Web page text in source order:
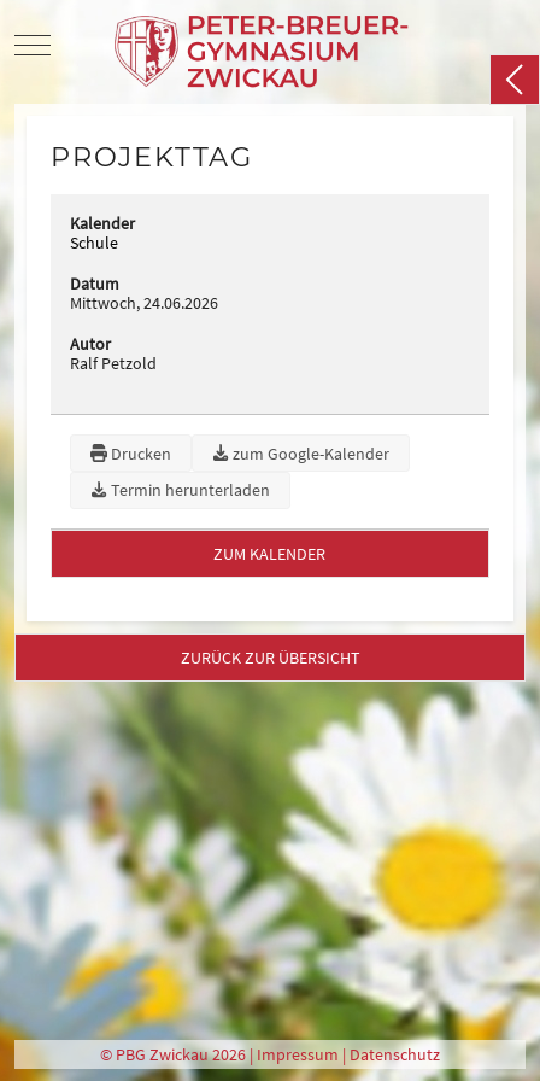
Mobile Menu Toggle
PROJEKTTAG
Kalender
Schule
Datum
Mittwoch, 24.06.2026
Autor
Ralf Petzold
Drucken
zum Google-Kalender
Termin herunterladen
ZUM KALENDER
ZURÜCK ZUR ÜBERSICHT
© PBG Zwickau 2026 | Impressum | Datenschutz